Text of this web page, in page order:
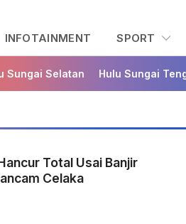
INFOTAINMENT SPORT
Sungai Selatan Hulu Sungai
Total Usai Banjir
Celaka